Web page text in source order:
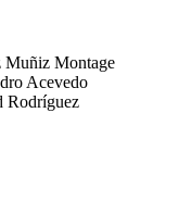
Muñiz Montage
Acevedo
Rodríguez